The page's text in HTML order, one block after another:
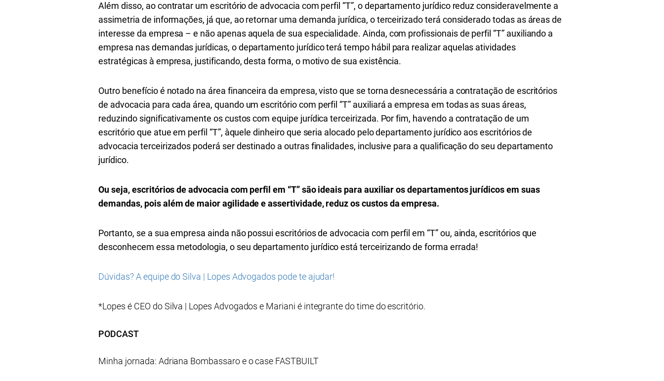
Além disso, ao contratar um escritório de advocacia com perfil “T”, o departamento jurídico reduz consideravelmente a
assimetria de informações, já que, ao retornar uma demanda jurídica, o terceirizado terá considerado todas as áreas de
interesse da empresa – e não apenas aquela de sua especialidade. Ainda, com profissionais de perfil “T” auxiliando a
empresa nas demandas jurídicas, o departamento jurídico terá tempo hábil para realizar aquelas atividades
estratégicas à empresa, justificando, desta forma, o motivo de sua existência.
Outro benefício é notado na área financeira da empresa, visto que se torna desnecessária a contratação de escritórios
de advocacia para cada área, quando um escritório com perfil “T” auxiliará a empresa em todas as suas áreas,
reduzindo significativamente os custos com equipe jurídica terceirizada. Por fim, havendo a contratação de um
escritório que atue em perfil “T”, àquele dinheiro que seria alocado pelo departamento jurídico aos escritórios de
advocacia terceirizados poderá ser destinado a outras finalidades, inclusive para a qualificação do seu departamento
jurídico.
Ou seja, escritórios de advocacia com perfil em “T” são ideais para auxiliar os departamentos jurídicos em suas
demandas, pois além de maior agilidade e assertividade, reduz os custos da empresa.
Portanto, se a sua empresa ainda não possui escritórios de advocacia com perfil em “T” ou, ainda, escritórios que
desconhecem essa metodologia, o seu departamento jurídico está terceirizando de forma errada!
Dúvidas? A equipe do Silva | Lopes Advogados pode te ajudar!
*Lopes é CEO do Silva | Lopes Advogados e Mariani é integrante do time do escritório.
PODCAST
Minha jornada: Adriana Bombassaro e o case FASTBUILT